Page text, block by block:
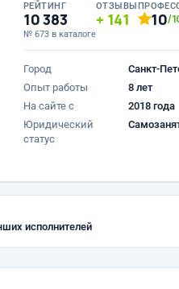
РЕЙТИНГ
10 383
№ 673 в каталоге
ОТЗЫВЫ
141 10/
Город
Санкт-
Опыт работы
8 лет
На сайте с
2018 года
Юридический
статус
исполнителей